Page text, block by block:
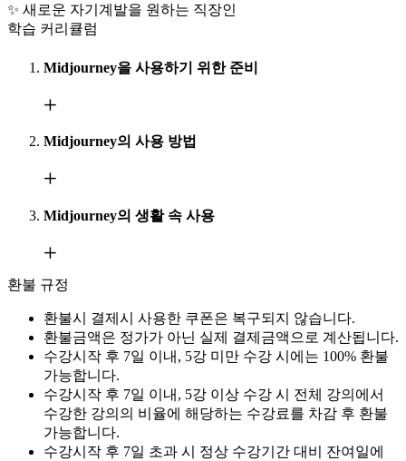
✨ 새로운 자기계발을 원하는 직장인
학습 커리큘럼
Midjourney을 사용하기 위한 준비
Midjourney의 사용 방법
Midjourney의 생활 속 사용
환불 규정
환불시 결제시 사용한 쿠폰은 복구되지 않습니다.
환불금액은 정가가 아닌 실제 결제금액으로 계산됩니다.
수강시작 후 7일 이내, 5강 미만 수강 시에는 100% 환불
가능합니다.
수강시작 후 7일 이내, 5강 이상 수강 시 전체 강의에서
수강한 강의의 비율에 해당하는 수강료를 차감 후 환불
가능합니다.
수강시작 후 7일 초과 시 정상 수강기간 대비 잔여일에